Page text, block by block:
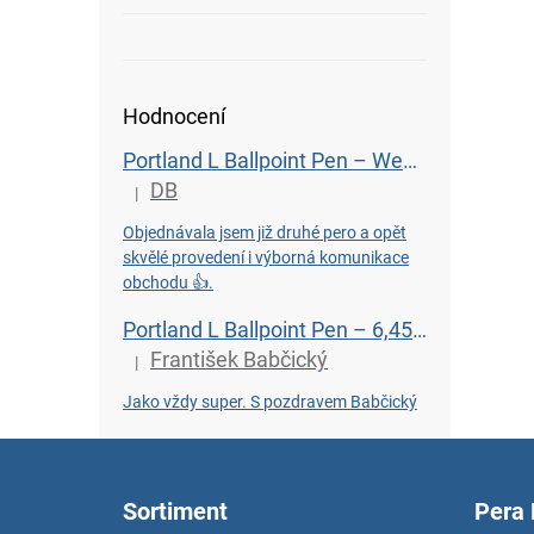
Hodnocení
Portland L Ballpoint Pen – Wenge
The product rating is 5 out of 5 stars.
| DB
Objednávala jsem již druhé pero a opět
skvělé provedení i výborná komunikace
obchodu 👍.
Portland L Ballpoint Pen – 6,450-Year-Old Bog Oak
The product rating is 5 out of 5 stars.
| František Babčický
Jako vždy super. S pozdravem Babčický
Sortiment Pera